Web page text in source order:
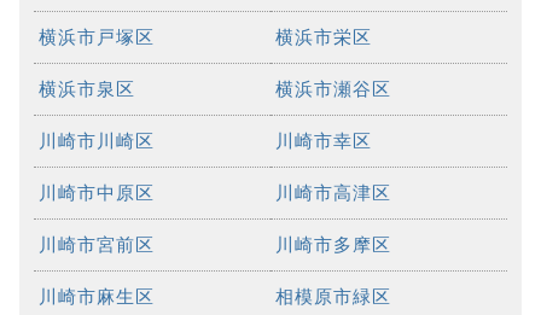
横浜市戸塚区 横浜市栄区
横浜市泉区 横浜市瀬谷区
川崎市川崎区 川崎市幸区
川崎市中原区 川崎市高津区
川崎市宮前区 川崎市多摩区
川崎市麻生区 相模原市緑区